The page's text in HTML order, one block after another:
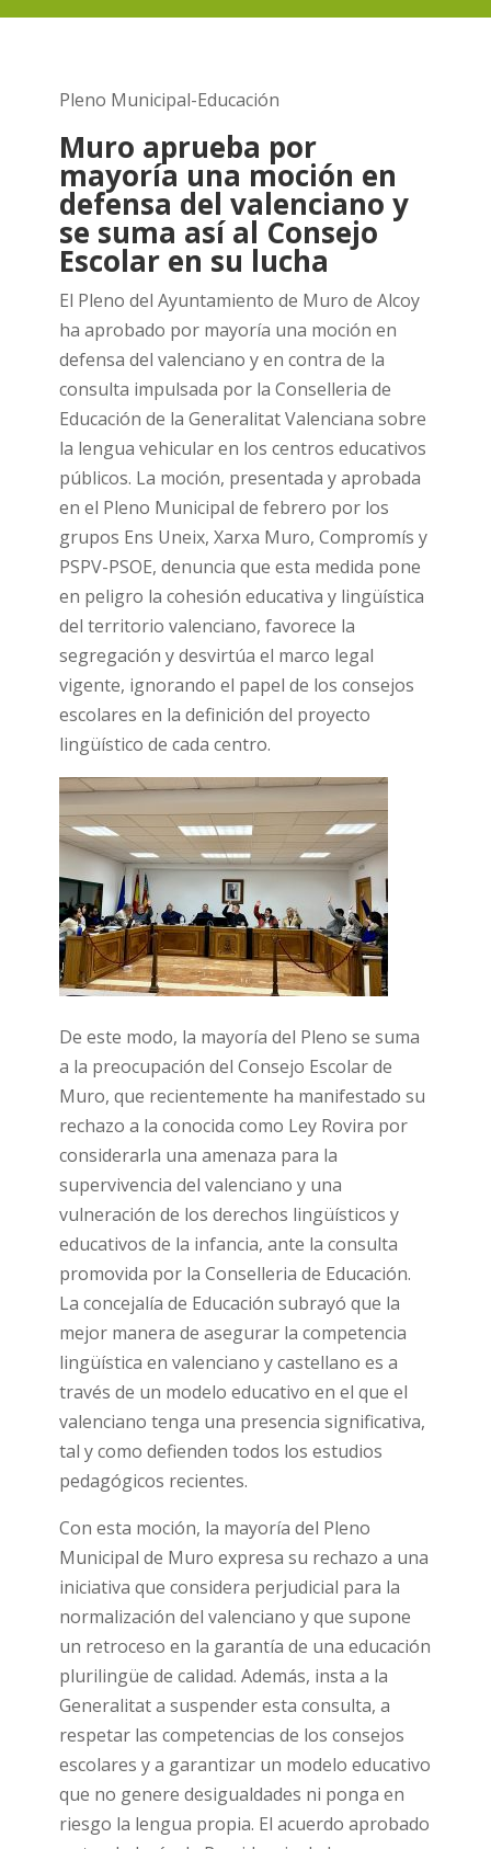
Pleno Municipal-Educación
Muro aprueba por
mayoría una moción en
defensa del valenciano y
se suma así al Consejo
Escolar en su lucha
El Pleno del Ayuntamiento de Muro de Alcoy
ha aprobado por mayoría una moción en
defensa del valenciano y en contra de la
consulta impulsada por la Conselleria de
Educación de la Generalitat Valenciana sobre
la lengua vehicular en los centros educativos
públicos. La moción, presentada y aprobada
en el Pleno Municipal de febrero por los
grupos Ens Uneix, Xarxa Muro, Compromís y
PSPV-PSOE, denuncia que esta medida pone
en peligro la cohesión educativa y lingüística
del territorio valenciano, favorece la
segregación y desvirtúa el marco legal
vigente, ignorando el papel de los consejos
escolares en la definición del proyecto
lingüístico de cada centro.
De este modo, la mayoría del Pleno se suma
a la preocupación del Consejo Escolar de
Muro, que recientemente ha manifestado su
rechazo a la conocida como Ley Rovira por
considerarla una amenaza para la
supervivencia del valenciano y una
vulneración de los derechos lingüísticos y
educativos de la infancia, ante la consulta
promovida por la Conselleria de Educación.
La concejalía de Educación subrayó que la
mejor manera de asegurar la competencia
lingüística en valenciano y castellano es a
través de un modelo educativo en el que el
valenciano tenga una presencia significativa,
tal y como defienden todos los estudios
pedagógicos recientes.
Con esta moción, la mayoría del Pleno
Municipal de Muro expresa su rechazo a una
iniciativa que considera perjudicial para la
normalización del valenciano y que supone
un retroceso en la garantía de una educación
plurilingüe de calidad. Además, insta a la
Generalitat a suspender esta consulta, a
respetar las competencias de los consejos
escolares y a garantizar un modelo educativo
que no genere desigualdades ni ponga en
riesgo la lengua propia. El acuerdo aprobado